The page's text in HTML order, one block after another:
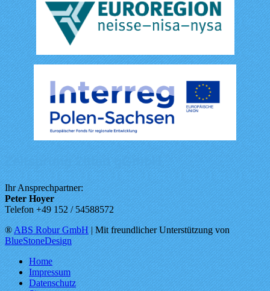
Zeitsprung Zittau gGmbH
Ihr Ansprechpartner:
Peter Hoyer
Telefon +49 152 / 54588572
®ABS Robur GmbH| Mit freundlicher Unterstützung von
BlueStoneDesign
Home
Impressum
Datenschutz